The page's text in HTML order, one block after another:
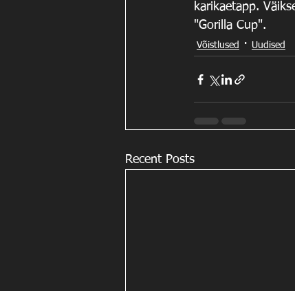
karikaetapp.
"Gorilla Cup".
Võistlused Uudised
Recent Posts